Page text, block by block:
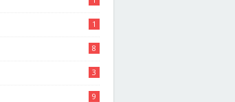
1
8
3
9